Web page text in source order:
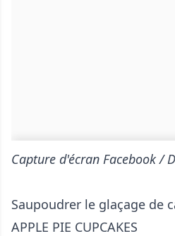
Capture d'écran Facebook /
Saupoudrer le glaçage de
APPLE PIE CUPCAKES